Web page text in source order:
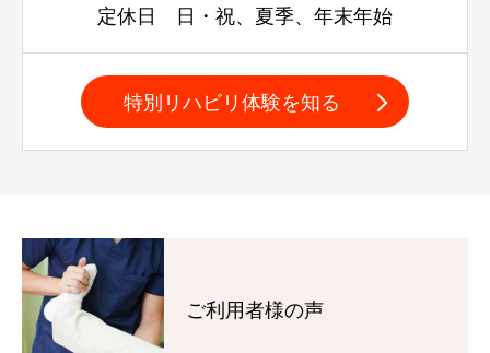
定休日 日・祝、夏季、年末年始
特別リハビリ体験を知る
ご利用者様の声